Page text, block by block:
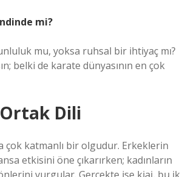
mi?
mu, yoksa ruhsal bir ihtiyaç mı?
belki de karate dünyasının en çok
Dili
çok katmanlı bir olgudur. Erkeklerin
etkisini öne çıkarırken; kadınların